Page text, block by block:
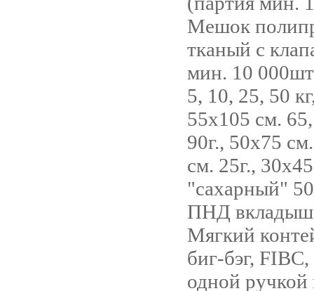
Мешок
тканый с
мин. 10
5, 10, 25, 50
55х105 см.
90г., 50х75
см. 25г.,
"сахарный"
ПНД вкладыш
Мягкий
биг-бэг,
одной ручкой